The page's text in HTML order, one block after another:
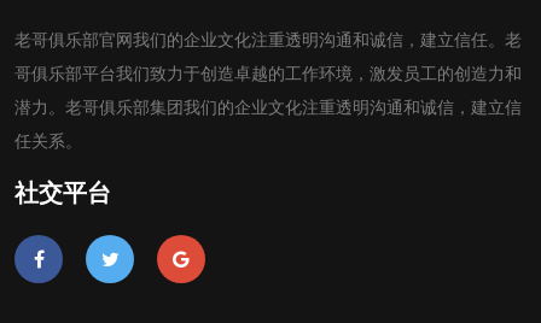
老哥俱乐部官网我们的企业文化注重透明沟通和诚信，建立信任。老
哥俱乐部平台我们致力于创造卓越的工作环境，激发员工的创造力和
潜力。老哥俱乐部集团我们的企业文化注重透明沟通和诚信，建立信
任关系。
社交平台